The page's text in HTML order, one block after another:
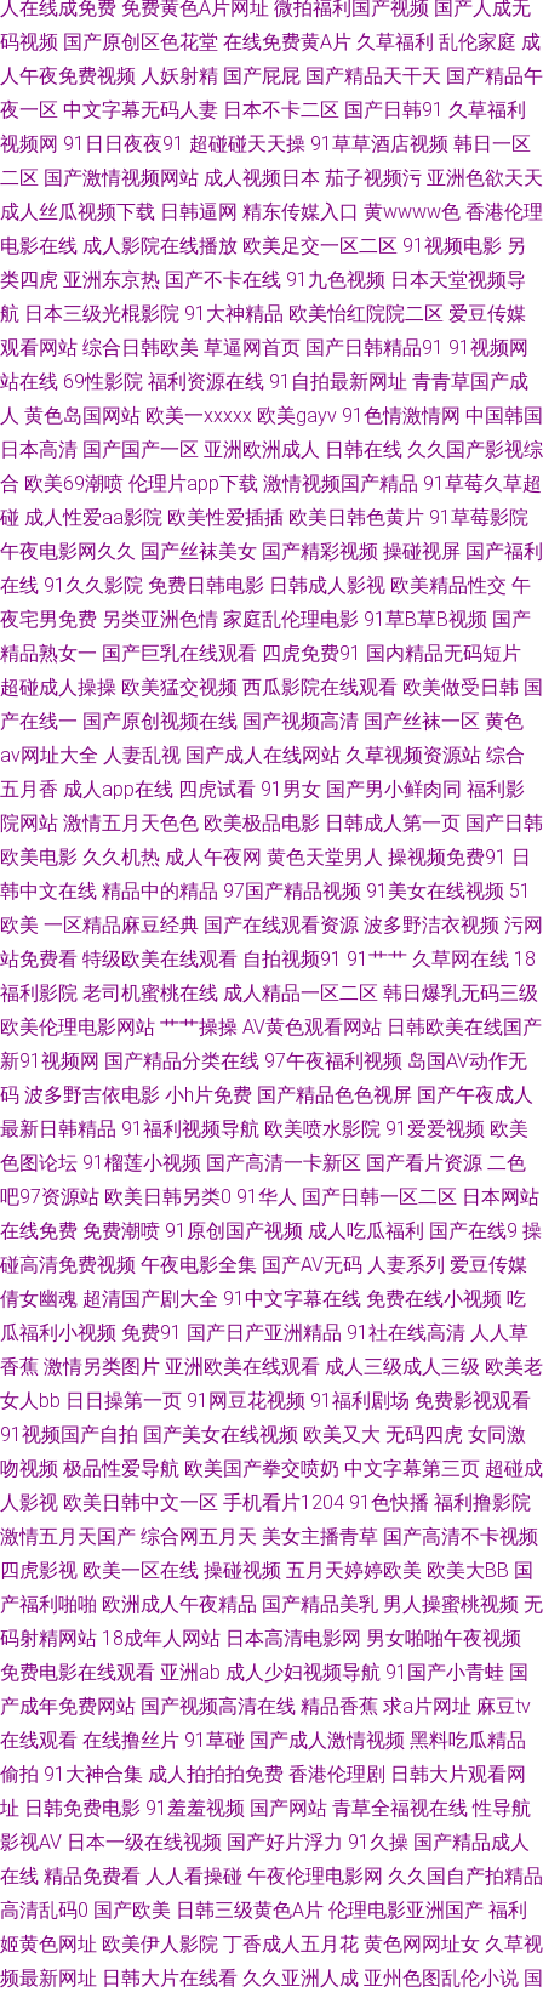
草男人天堂 91同城福利版 日韩AV无码自拍 91大神社区在线播放 91五月天
超碰 日本αV在线观看 91黑丝美女在线诱惑观看 国产精品欧美日韩五月 91色
人视频 岛国欧美黄 日韩新网片 久久6热 91黑丝网站 免费成人17c 91干逼免
费 91色婷婷午夜综合网站 亚洲男人的天堂www 国产91免费在线视频 婷婷五
月影院 97久久视频 毛片毛片 五月婷婷欧美色日韩 超碰91在线视 亚洲aa 91
视频精选Porn 男女做事网站 92免费福利视频 91黄色片子在线观看 欧美日韩
成人另类 91导航在线观看网站入口 影音先锋亚洲无码 日韩无码高清网址 精
品在线视频 99黄色免费视频 1024日韩免费看片 草莓视频123 91看篇 日本
啊v在线视频 亚州精品无码二区 国产欧美福利 91欧美性交动图 日韩无码中
文福利 91永久在线播放 欧美性爱在线A 草久久一区 91擦影库免 日韩无码欧
站 日日福利超碰 久草视频资源福利网 精品亚洲日韩在线专区 后入91 色色网
五月社区 日韩淫网区收藏 国产一二三av 三级网站在线国产 久久看久久做
91av最新国产在线 国产福利视频91 91在线免费视频观看 91人妻精 综合色
网青青草 亚洲主播国产 日韩看片 青娱乐青青草日韩 91网红免费站 午夜福利
久香蕉 午夜剧场操操操 第一福利视频 污黄极品福利 成人吃瓜资源在线 91成
人18 男人的天堂黄色A片 亚洲先锋影音 久久嫩草精品视频 91乏力操妹子 国
产成人午夜福利视频 91男人天堂网 青青草原黄色成人网站 久久大神 操BAⅤ
视颅 91超碰人人欧美 蜜臀久久99精品 成人A√ 91福利社色 欧美成人网在线
97人人草在线观看 先锋久久资源 先锋影音无码av 日韩精品一区二区亚洲 国
内探花网址视 91网在线免费观看 午夜成人 亚洲美女丝袜足交 久久精品视频
99 91网站免费线上观看 91人妻人人操 亚洲成人网站网址 免费产品绘合精品
综合 成人亚洲国产欧美 91探花在线观 豆花吃瓜每日视频在线 亚州男人天堂
人免费看 亚洲AV福利在线观看 久草资源网 老师机午夜福利Av 91极品探花在
线观看 亚洲欧洲综合日韩精品 欧美精品ab 大香蕉999 91黄蜜桃 青娱乐青青
草日韩 成人色导航在线 91大神麻豆精品在线 91草吧 在线不卡的AV网址 婷
婷五月份欧美 丝袜视频 欧美人兽网站 豆花综合网 91精品999 日韩黄页免费
无码一区二区精品 内射校园大片 国产精品福利姬 91每日更新 亚洲男人天堂
网205 日韩免看一级a 欧美性爱首页 狼人插2 国产香蕉视频 99热9 91黄软件
人在线成免费 免费黄色A片网址 微拍福利国产视频 国产人成无
码视频 国产原创区色花堂 在线免费黄A片 久草福利 乱伦家庭 成
人午夜免费视频 人妖射精 国产屁屁 国产精品天干天 国产精品午
夜一区 中文字幕无码人妻 日本不卡二区 国产日韩91 久草福利
视频网 91日日夜夜91 超碰碰天天操 91草草酒店视频 韩日一区
二区 国产激情视频网站 成人视频日本 茄子视频污 亚洲色欲天天
成人丝瓜视频下载 日韩逼网 精东传媒入口 黄wwww色 香港伦理
电影在线 成人影院在线播放 欧美足交一区二区 91视频电影 另
类四虎 亚洲东京热 国产不卡在线 91九色视频 日本天堂视频导
航 日本三级光棍影院 91大神精品 欧美怡红院院二区 爱豆传媒
观看网站 综合日韩欧美 草逼网首页 国产日韩精品91 91视频网
站在线 69性影院 福利资源在线 91自拍最新网址 青青草国产成
人 黄色岛国网站 欧美一xxxxx 欧美gayv 91色情激情网 中国韩国
日本高清 国产国产一区 亚洲欧洲成人 日韩在线 久久国产影视综
合 欧美69潮喷 伦理片app下载 激情视频国产精品 91草莓久草超
碰 成人性爱aa影院 欧美性爱插插 欧美日韩色黄片 91草莓影院
午夜电影网久久 国产丝袜美女 国产精彩视频 操碰视屏 国产福利
在线 91久久影院 免费日韩电影 日韩成人影视 欧美精品性交 午
夜宅男免费 另类亚洲色情 家庭乱伦理电影 91草B草B视频 国产
精品熟女一 国产巨乳在线观看 四虎免费91 国内精品无码短片
超碰成人操操 欧美猛交视频 西瓜影院在线观看 欧美做受日韩 国
产在线一 国产原创视频在线 国产视频高清 国产丝袜一区 黄色
av网址大全 人妻乱视 国产成人在线网站 久草视频资源站 综合
五月香 成人app在线 四虎试看 91男女 国产男小鲜肉同 福利影
院网站 激情五月天色色 欧美极品电影 日韩成人第一页 国产日韩
欧美电影 久久机热 成人午夜网 黄色天堂男人 操视频免费91 日
韩中文在线 精品中的精品 97国产精品视频 91美女在线视频 51
欧美 一区精品麻豆经典 国产在线观看资源 波多野洁衣视频 污网
站免费看 特级欧美在线观看 自拍视频91 91艹艹 久草网在线 18
福利影院 老司机蜜桃在线 成人精品一区二区 韩日爆乳无码三级
欧美伦理电影网站 艹艹操操 AV黄色观看网站 日韩欧美在线国产
新91视频网 国产精品分类在线 97午夜福利视频 岛国AV动作无
码 波多野吉依电影 小h片免费 国产精品色色视屏 国产午夜成人
最新日韩精品 91福利视频导航 欧美喷水影院 91爱爱视频 欧美
色图论坛 91榴莲小视频 国产高清一卡新区 国产看片资源 二色
吧97资源站 欧美日韩另类0 91华人 国产日韩一区二区 日本网站
在线免费 免费潮喷 91原创国产视频 成人吃瓜福利 国产在线9 操
碰高清免费视频 午夜电影全集 国产AV无码 人妻系列 爱豆传媒
倩女幽魂 超清国产剧大全 91中文字幕在线 免费在线小视频 吃
瓜福利小视频 免费91 国产日产亚洲精品 91社在线高清 人人草
香蕉 激情另类图片 亚洲欧美在线观看 成人三级成人三级 欧美老
女人bb 日日操第一页 91网豆花视频 91福利剧场 免费影视观看
91视频国产自拍 国产美女在线视频 欧美又大 无码四虎 女同激
吻视频 极品性爱导航 欧美国产拳交喷奶 中文字幕第三页 超碰成
人影视 欧美日韩中文一区 手机看片1204 91色快播 福利撸影院
激情五月天国产 综合网五月天 美女主播青草 国产高清不卡视频
四虎影视 欧美一区在线 操碰视频 五月天婷婷欧美 欧美大BB 国
产福利啪啪 欧洲成人午夜精品 国产精品美乳 男人操蜜桃视频 无
码射精网站 18成年人网站 日本高清电影网 男女啪啪午夜视频
免费电影在线观看 亚洲ab 成人少妇视频导航 91国产小青蛙 国
产成年免费网站 国产视频高清在线 精品香蕉 求a片网址 麻豆tv
在线观看 在线撸丝片 91草碰 国产成人激情视频 黑料吃瓜精品
偷拍 91大神合集 成人拍拍拍免费 香港伦理剧 日韩大片观看网
址 日韩免费电影 91羞羞视频 国产网站 青草全福视在线 性导航
影视AV 日本一级在线视频 国产好片浮力 91久操 国产精品成人
在线 精品免费看 人人看操碰 午夜伦理电影网 久久国自产拍精品
高清乱码0 国产欧美 日韩三级黄色A片 伦理电影亚洲国产 福利
姬黄色网址 欧美伊人影院 丁香成人五月花 黄色网网址女 久草视
频最新网址 日韩大片在线看 久久亚洲人成 亚州色图乱伦小说 国